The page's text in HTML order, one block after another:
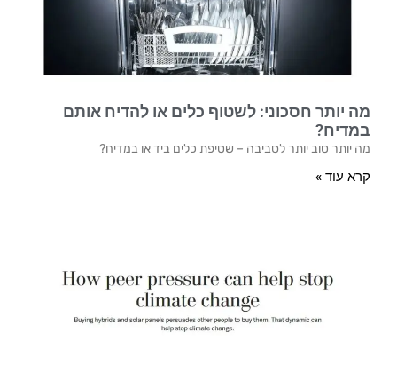
מה יותר חסכוני: לשטוף כלים או להדיח אותם
במדיח?
מה יותר טוב יותר לסביבה – שטיפת כלים ביד או במדיח?
קרא עוד »